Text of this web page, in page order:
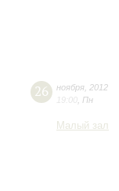
26 ноября 2012
19:00 Пн
Малый зал